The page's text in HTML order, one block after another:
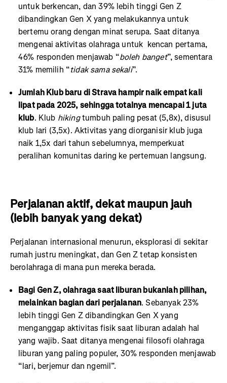
untuk berkencan, dan 39% lebih tinggi Gen Z
dibandingkan Gen X yang melakukannya untuk
bertemu orang dengan minat serupa. Saat ditanya
mengenai aktivitas olahraga untuk kencan pertama,
46% responden menjawab “boleh banget”, sementara
31% memilih “tidak sama sekali”.
Jumlah Klub baru di Strava hampir naik empat kali
lipat pada 2025, sehingga totalnya mencapai 1 juta
klub. Klub hikingtumbuh paling pesat (5,8x), disusul
klub lari (3,5x). Aktivitas yang diorganisir klub juga
naik 1,5x dari tahun sebelumnya, memperkuat
peralihan komunitas daring ke pertemuan langsung.
Perjalanan aktif, dekat maupun jauh
(lebih banyak yang dekat)
Perjalanan internasional menurun, eksplorasi di sekitar
rumah justru meningkat, dan Gen Z tetap konsisten
berolahraga di mana pun mereka berada.
Bagi Gen Z, olahraga saat liburan bukanlah pilihan,
melainkan bagian dari perjalanan. Sebanyak 23%
lebih tinggi Gen Z dibandingkan Gen X yang
menganggap aktivitas fisik saat liburan adalah hal
yang wajib. Saat ditanya mengenai filosofi olahraga
liburan yang paling populer, 30% responden menjawab
“lari, berjemur dan ngemil”.